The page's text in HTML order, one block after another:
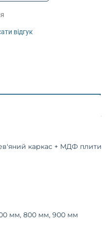
відгук
каркас + МДФ плити
мм, 800 мм, 900 мм